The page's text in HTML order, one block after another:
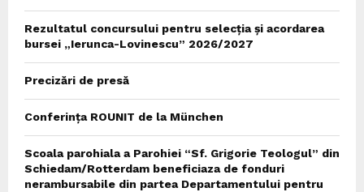
Rezultatul concursului pentru selecția și acordarea
bursei „Ierunca-Lovinescu” 2026/2027
Precizări de presă
Conferința ROUNIT de la München
Scoala parohiala a Parohiei “Sf. Grigorie Teologul” din
Schiedam/Rotterdam beneficiaza de fonduri
nerambursabile din partea Departamentului pentru